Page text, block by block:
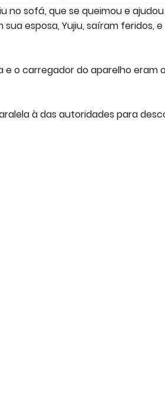
no sofá, que se queimou e
esposa, Yujiu, saíram feridos,
o carregador do aparelho eram
à das autoridades para